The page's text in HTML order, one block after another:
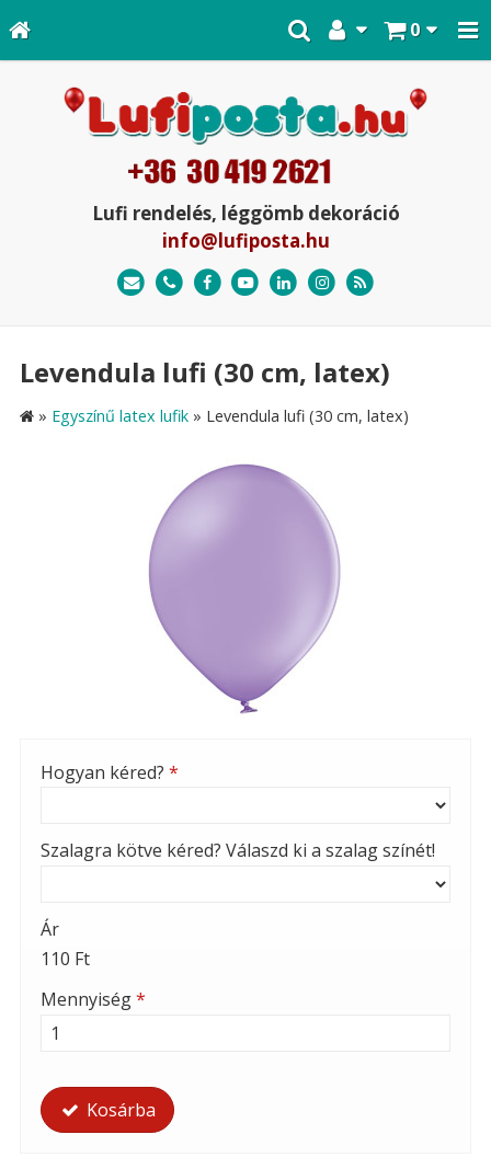
0
Lufi rendelés, léggömb dekoráció
info@lufiposta.hu
Levendula lufi (30 cm, latex)
» Egyszínű latex lufik » Levendula lufi (30 cm, latex)
Hogyan kéred? *
Szalagra kötve kéred? Válaszd ki a szalag színét!
Ár
110 Ft
Mennyiség*
Kosárba